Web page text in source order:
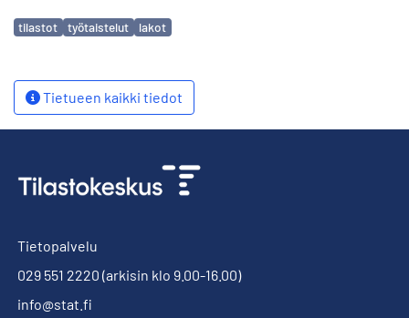
Avainsanat
tilastot työtaistelut lakot
Tietueen kaikki tiedot
Tietopalvelu
029 551 2220 (arkisin klo 9.00-16.00)
info@stat.fi